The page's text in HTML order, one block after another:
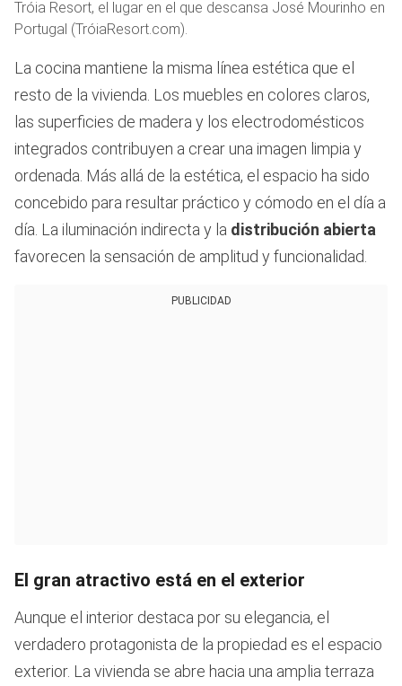
Tróia Resort, el lugar en el que descansa José Mourinho en
Portugal (TróiaResort.com).
La cocina mantiene la misma línea estética que el
resto de la vivienda. Los muebles en colores claros,
las superficies de madera y los electrodomésticos
integrados contribuyen a crear una imagen limpia y
ordenada. Más allá de la estética, el espacio ha sido
concebido para resultar práctico y cómodo en el día a
día. La iluminación indirecta y la distribución abierta
favorecen la sensación de amplitud y funcionalidad.
PUBLICIDAD
El gran atractivo está en el exterior
Aunque el interior destaca por su elegancia, el
verdadero protagonista de la propiedad es el espacio
exterior. La vivienda se abre hacia una amplia terraza